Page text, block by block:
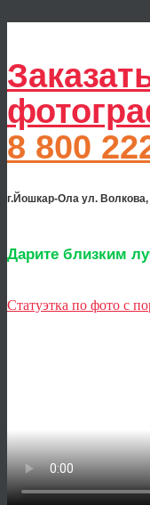
8 800
г.Йошкар-Ола ул. Волкова,
Дарите близким
Статуэтка по фото с